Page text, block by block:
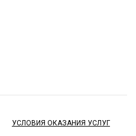
УСЛОВИЯ ОКАЗАНИЯ УСЛУГ